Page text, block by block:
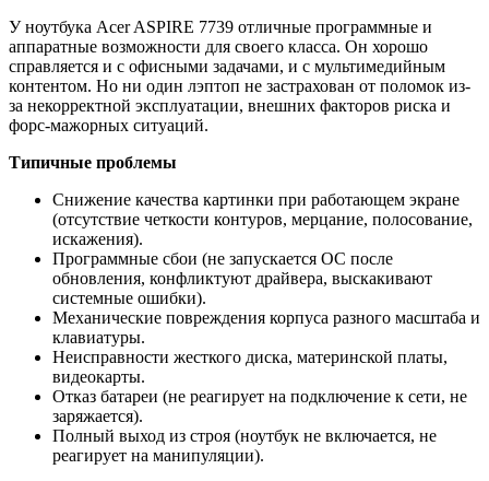
У ноутбука Acer ASPIRE 7739 отличные программные и
аппаратные возможности для своего класса. Он хорошо
справляется и с офисными задачами, и с мультимедийным
контентом. Но ни один лэптоп не застрахован от поломок из-
за некорректной эксплуатации, внешних факторов риска и
форс-мажорных ситуаций.
Типичные проблемы
Снижение качества картинки при работающем экране
(отсутствие четкости контуров, мерцание, полосование,
искажения).
Программные сбои (не запускается ОС после
обновления, конфликтуют драйвера, выскакивают
системные ошибки).
Механические повреждения корпуса разного масштаба и
клавиатуры.
Неисправности жесткого диска, материнской платы,
видеокарты.
Отказ батареи (не реагирует на подключение к сети, не
заряжается).
Полный выход из строя (ноутбук не включается, не
реагирует на манипуляции).